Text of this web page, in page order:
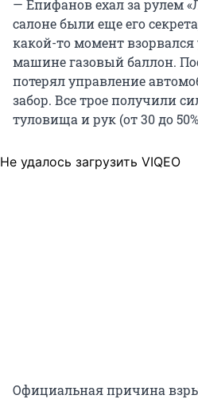
— Епифанов ехал за рулем
салоне были еще его
какой-то момент
машине газовый баллон.
потерял управление
забор. Все трое получили
туловища и рук (от 30 до
Не удалось загрузить VIQEO
Официальная причина